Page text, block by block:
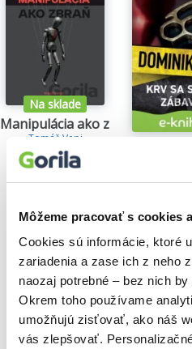
Môžeme pracovať s cookies
Cookies sú informácie, ktoré
zariadenia a zase ich z neho
naozaj potrebné – bez nich
Okrem toho používame
umožňujú zisťovať, ako náš
vás zlepšovať.
Na sklade
Manipulácia ako zbraň
Tomáš Vepi
15,79€
Našli sme0titulov
Zoradiť podľa: